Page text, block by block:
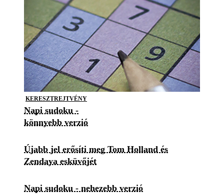
KERESZTREJTVÉNY
Napi sudoku -
könnyebb verzió
Újabb jel erősíti meg Tom Holland és
Zendaya esküvőjét
Napi sudoku - nehezebb verzió